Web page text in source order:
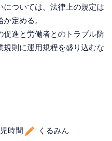
ついては、法律上の規定は
定める。
促進と労働者とのトラブル防
規則に運用規程を盛り込むな
時間 くるみん